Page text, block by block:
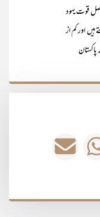
قوت یہود
اور کم از
پاکستان